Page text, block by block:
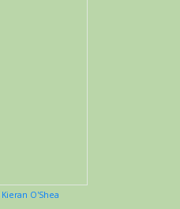
Kieran O'Shea